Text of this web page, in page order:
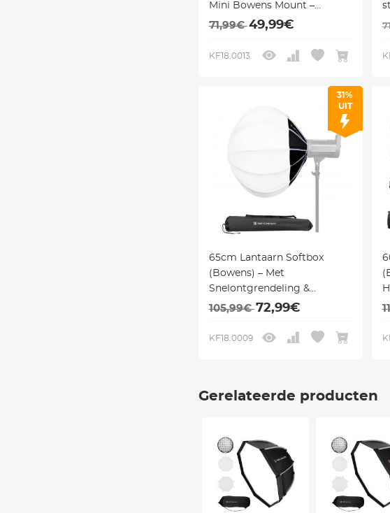
Mini Bowens Mount –
Inclusief Honingraatrooster,
Compatibel met PL-60B
71,99€49,99€
KF18.0013
31%
UIT
65cm Lantaarn Softbox
(Bowens) – Met
Snelontgrendeling &
Draagtas – Voor Speedlite en
105,99€72,99€
KF18.0009
Gerelateerde producten